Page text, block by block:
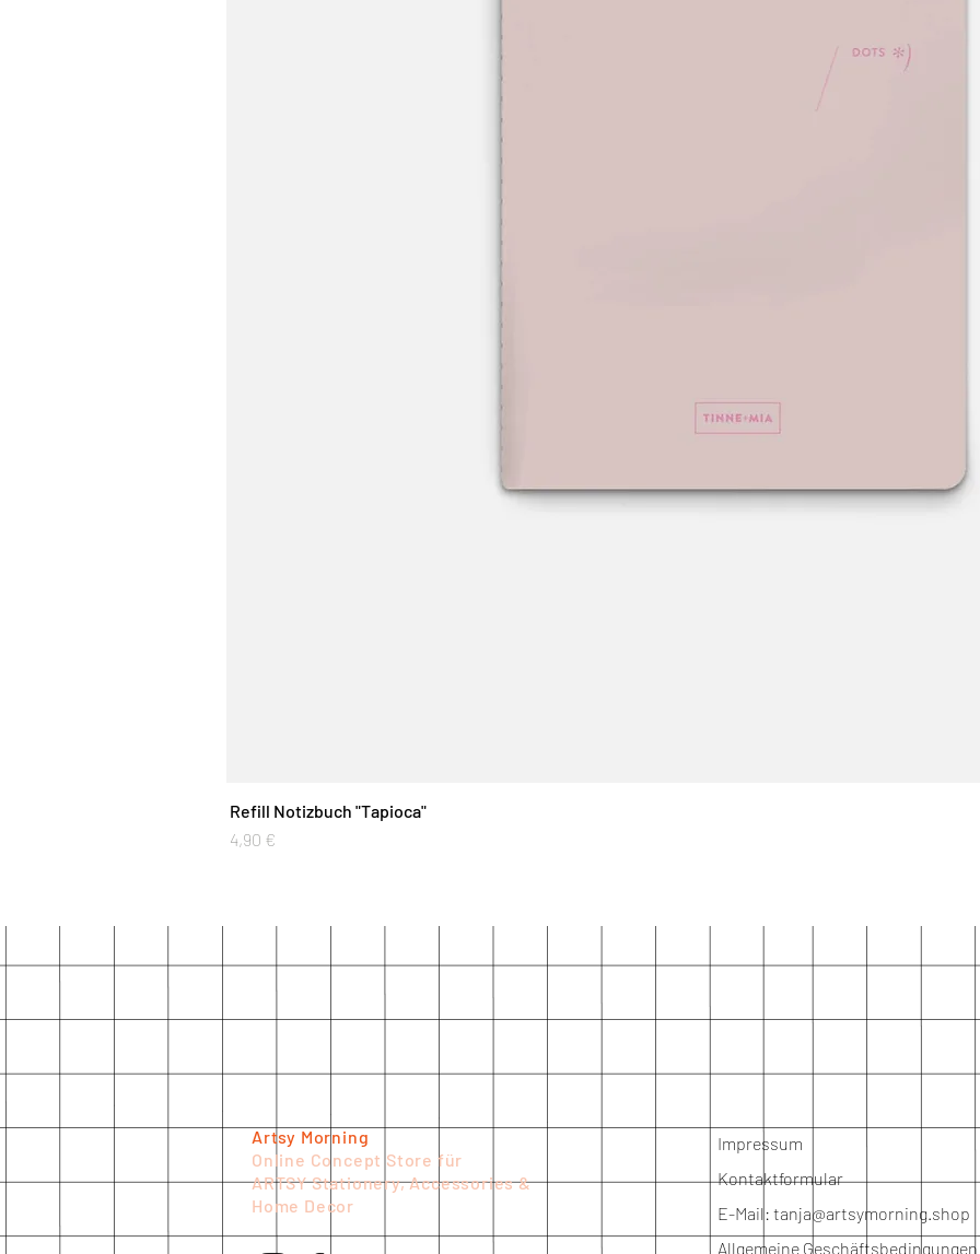
Refill Notizbuch "Tapioca"
Preis
4,90 €
Artsy Morning
Online Concept Store für
ARTSY Stationery, Accessories &
Home Decor
Impressum
Kontaktformular
E-Mail: tanja@artsymorning.shop
Allgemeine Geschäftsbedingungen